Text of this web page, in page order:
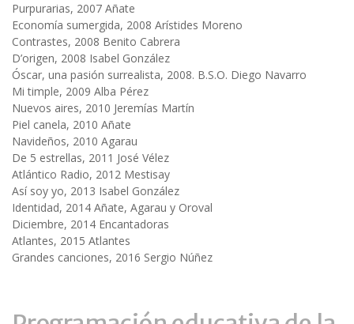
Purpurarias, 2007 Añate
Economía sumergida, 2008 Arístides Moreno
Contrastes, 2008 Benito Cabrera
D’origen, 2008 Isabel González
Óscar, una pasión surrealista, 2008. B.S.O. Diego Navarro
Mi timple, 2009 Alba Pérez
Nuevos aires, 2010 Jeremías Martín
Piel canela, 2010 Añate
Navideños, 2010 Agarau
De 5 estrellas, 2011 José Vélez
Atlántico Radio, 2012 Mestisay
Así soy yo, 2013 Isabel González
Identidad, 2014 Añate, Agarau y Oroval
Diciembre, 2014 Encantadoras
Atlantes, 2015 Atlantes
Grandes canciones, 2016 Sergio Núñez